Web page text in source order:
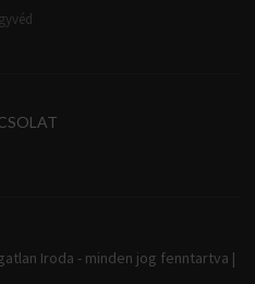
Iroda - minden jog fenntartva |